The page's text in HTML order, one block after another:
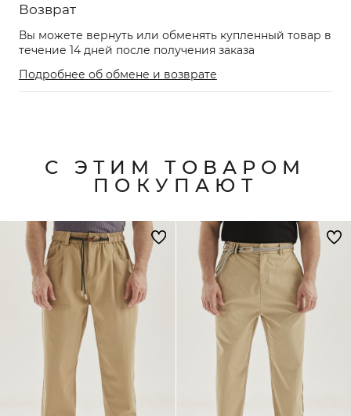
Возврат
Вы можете вернуть или обменять купленный товар в
течение 14 дней после получения заказа
Подробнее об обмене и возврате
С ЭТИМ ТОВАРОМ
ПОКУПАЮТ